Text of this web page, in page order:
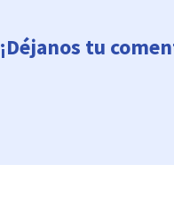
¡Déjanos tu